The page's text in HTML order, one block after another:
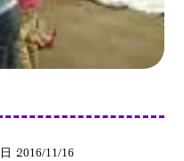
2016/11/16